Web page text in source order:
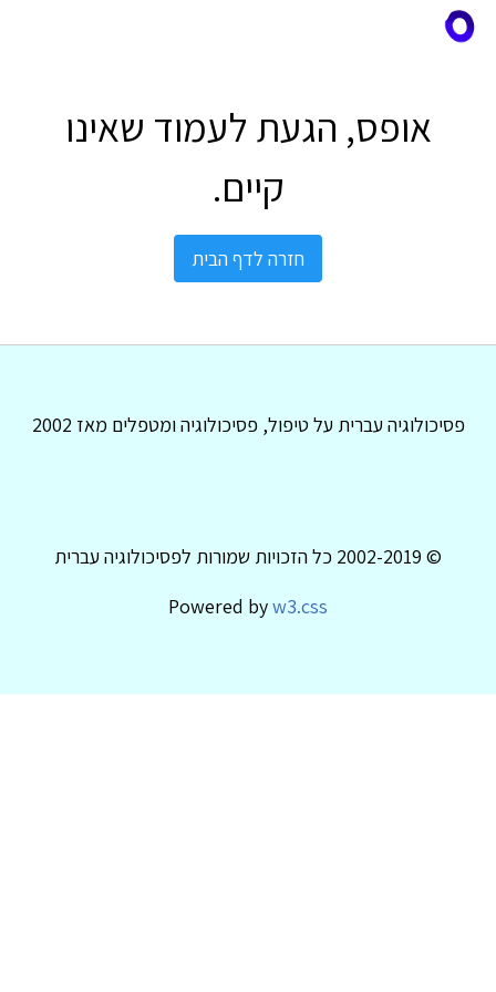
אופס, הגעת לעמוד שאינו
קיים.
חזרה לדף הבית
פסיכולוגיה עברית על טיפול, פסיכולוגיה ומטפלים מאז 2002
© 2002-2019 כל הזכויות שמורות לפסיכולוגיה עברית
Powered byw3.css